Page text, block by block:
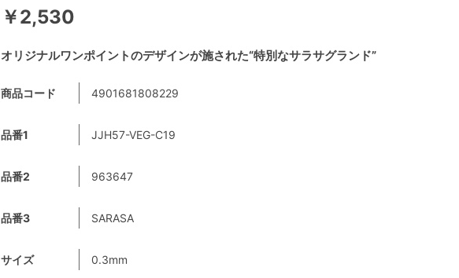
オリジナルワンポイントのデザインが施された“特別なサラサグランド”
￥2,530
商品コード 4901681808229
品番1 JJH57-VEG-C19
品番2 963647
品番3 SARASA
サイズ 0.3mm